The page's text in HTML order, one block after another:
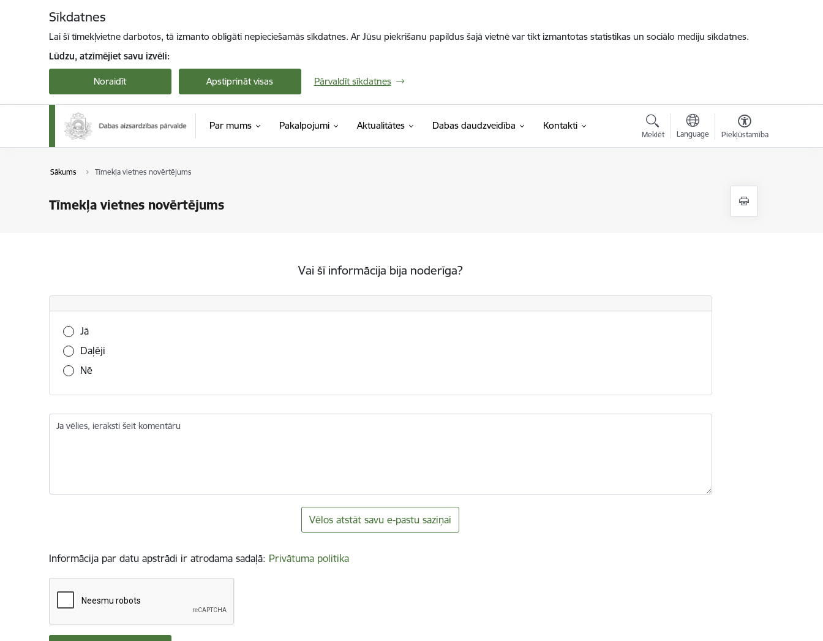
Sīkdatnes
Lai šī tīmekļvietne darbotos, tā izmanto obligāti nepieciešamās sīkdatnes. Ar Jūsu piekrišanu papildus šajā vietnē var tikt izmantotas statistikas un sociālo mediju sīkdatnes.
Lūdzu, atzīmējiet savu izvēli:
Noraidīt Apstiprināt visas Pārvaldīt sīkdatnes
Par mums Pakalpojumi Aktualitātes Dabas daudzveidība Kontakti
Meklēt Language Piekļūstamība
Sākums Tīmekļa vietnes novērtējums
Tīmekļa vietnes novērtējums
Vai šī informācija bija noderīga?
Vai šī informācija bija noderīga?
Jā
Daļēji
Nē
Ja vēlies, ieraksti šeit komentāru
Vēlos atstāt savu e-pastu saziņai
Informācija par datu apstrādi ir atrodama sadaļā: Privātuma politika